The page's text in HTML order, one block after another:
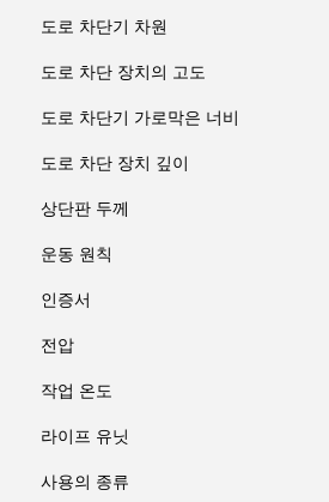
도로 차단기 차원
도로 차단 장치의 고도
도로 차단기 가로막은 너비
도로 차단 장치 깊이
상단판 두께
운동 원칙
인증서
전압
작업 온도
라이프 유닛
사용의 종류